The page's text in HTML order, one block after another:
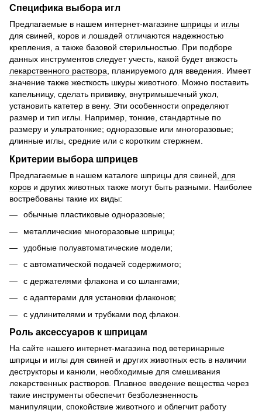
Специфика выбора игл
Предлагаемые в нашем интернет-магазине шприцы и иглы
для свиней, коров и лошадей отличаются надежностью
крепления, а также базовой стерильностью. При подборе
данных инструментов следует учесть, какой будет вязкость
лекарственного раствора, планируемого для введения. Имеет
значение также жесткость шкуры животного. Можно поставить
капельницу, сделать прививку, внутримышечный укол,
установить катетер в вену. Эти особенности определяют
размер и тип иглы. Например, тонкие, стандартные по
размеру и ультратонкие; одноразовые или многоразовые;
длинные иглы, средние или с коротким стержнем.
Критерии выбора шприцев
Предлагаемые в нашем каталоге шприцы для свиней, для
коров и других животных также могут быть разными. Наиболее
востребованы такие их виды:
обычные пластиковые одноразовые;
металлические многоразовые шприцы;
удобные полуавтоматические модели;
с автоматической подачей содержимого;
с держателями флакона и со шлангами;
с адаптерами для установки флаконов;
с удлинителями и трубками под флакон.
Роль аксессуаров к шприцам
На сайте нашего интернет-магазина под ветеринарные
шприцы и иглы для свиней и других животных есть в наличии
деструкторы и канюли, необходимые для смешивания
лекарственных растворов. Плавное введение вещества через
такие инструменты обеспечит безболезненность
манипуляции, спокойствие животного и облегчит работу